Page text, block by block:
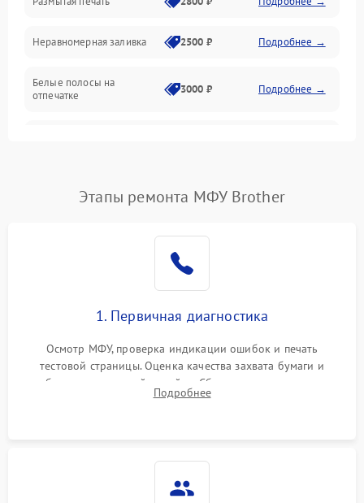
Подключение и интерфейсы
Дисплей и органы управления
Изображение
Неравномерная заливка 2500 ₽ Подробнее →
Белые полосы на
отпечатке
3000 ₽ Подробнее →
Этапы ремонта МФУ Brother
1. Первичная диагностика
Осмотр МФУ, проверка индикации ошибок и печать
тестовой страницы. Оценка качества захвата бумаги и
работы сканирующей линейки. Сбор данных о замятиях,
дефектах изображения или посторонних шумах при работе.
Подробнее